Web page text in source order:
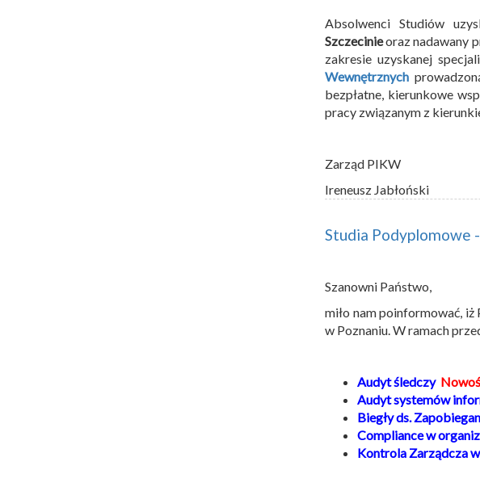
Absolwenci Studiów
Szczecinieoraz nadawany
zakresie uzyskanej
Wewnętrznych
bezpłatne, kierunkowe
pracy związanym z
Zarząd PIKW
Ireneusz Jabłoński
Studia Podyplomowe
Szanowni Państwo,
miło nam poinformować,
w Poznaniu. W ramach
Audyt śledczy
Audyt systemów
Biegły ds.
Compliance w
Kontrola Zarządcza